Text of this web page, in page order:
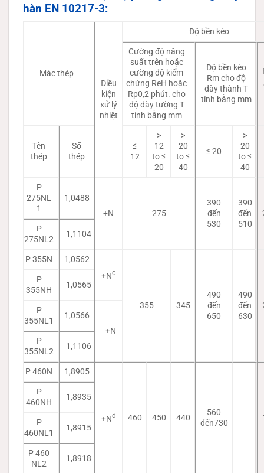
hàn EN 10217-3:
Mác thép
Điều
kiện
xử lý
nhiệt
Độ bền kéo
Cường độ năng
suất trên hoặc
cường độ kiểm
chứng ReH hoặc
Rp0,2 phút. cho
độ dày tường T
tính bằng mm
Độ bền kéo
Rm cho độ
dày thành T
tính bằng mm
Tên
thép
Số
thép
≤
12
>
12
to ≤
20
>
20
to ≤
40
≤ 20
>
20
to ≤
40
P
275NL
1
1,0488
+N
275
390
đến
530
390
đến
510
P
275NL2
1,1104
P 355N
1,0562
+Nc
355 345
490
đến
650
490
đến
630
P
355NH
1,0565
P
355NL1
1,0566
+N
P
355NL2
1,1106
P 460N 1,8905
+Nd 460 450 440
560
đến730
P
460NH
1,8935
P
460NL1
1,8915
P 460
NL2
1,8918